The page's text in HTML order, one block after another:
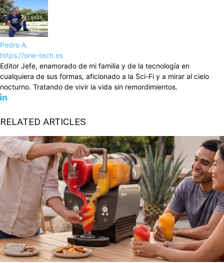
Pedro A.
https://one-tech.es
Editor Jefe, enamorado de mi familia y de la tecnología en
cualquiera de sus formas, aficionado a la Sci-Fi y a mirar al cielo
nocturno. Tratando de vivir la vida sin remordimientos.
RELATED ARTICLES